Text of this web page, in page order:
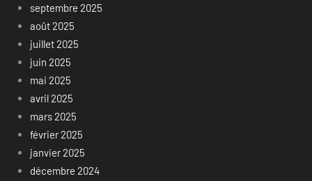
septembre 2025
août 2025
juillet 2025
juin 2025
mai 2025
avril 2025
mars 2025
février 2025
janvier 2025
décembre 2024